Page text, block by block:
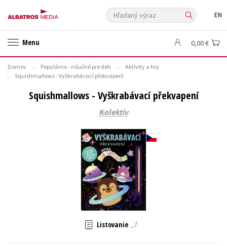
Hľadaný výraz EN
Menu
🏷️ Zlacnené knihy
⚔️ Zaklínač na CD
🔖Outlet knihy
Cestovanie
Darčekové publikácie
Digitálna fotografia
Hobby
Humanitné a spoločenské vedy
Kalendáre, diáre Kariéra a osobný rozvoj
Kuchárske knihy New Adult
Ostatné
Počítače
Poézia
Populárno - náučná pre dospelých
Populárno - náučné pre deti
Príroda a záhrada
Technické vedy
Učebnice
Umenie a kultúra
0,00 €
Domov Populárno - náučné pre deti
Aktivity a hry
Squishmallows - Vyškrabávací překvapení
Squishmallows - Vyškrabávací překvapení
Kolektiv
Listovanie